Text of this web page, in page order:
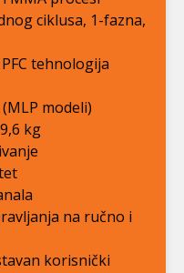
ciklusa, 1-fazna,
tehnologija
modeli)
kg
na ručno i
korisnički